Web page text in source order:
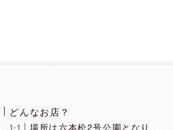
どんなお店？
場所は六本松2号公園となり